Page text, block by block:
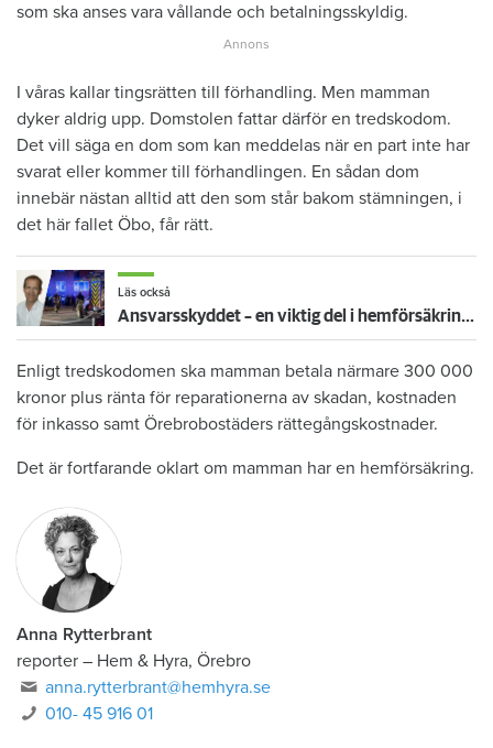
som ska anses vara vållande och betalningsskyldig.
I våras kallar tingsrätten till förhandling. Men mamman
dyker aldrig upp. Domstolen fattar därför en tredskodom.
Det vill säga en dom som kan meddelas när en part inte har
svarat eller kommer till förhandlingen. En sådan dom
innebär nästan alltid att den som står bakom stämningen, i
det här fallet Öbo, får rätt.
Läs också
Ansvarsskyddet – en viktig del i hemförsäkringen
Enligt tredskodomen ska mamman betala närmare 300 000
kronor plus ränta för reparationerna av skadan, kostnaden
för inkasso samt Örebrobostäders rättegångskostnader.
Det är fortfarande oklart om mamman har en hemförsäkring.
Anna Rytterbrant
reporter – Hem & Hyra, Örebro
anna.rytterbrant@hemhyra.se
010- 45 916 01